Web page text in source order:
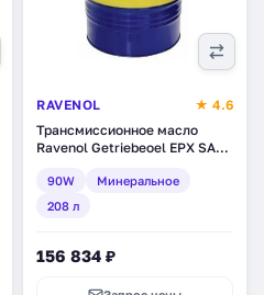
RAVENOL
★ 4.6
Трансмиссионное масло
Ravenol Getriebeoel EPX SAE
(1223202-208)
90W
Минеральное
208 л
156 834 ₽